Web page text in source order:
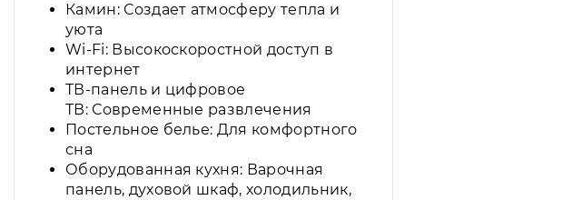
Камин: Создает атмосферу тепла и
уюта
Wi-Fi: Высокоскоростной доступ в
интернет
ТВ-панель и цифровое
ТВ: Современные развлечения
Постельное белье: Для комфортного
сна
Оборудованная кухня: Варочная
панель, духовой шкаф, холодильник,